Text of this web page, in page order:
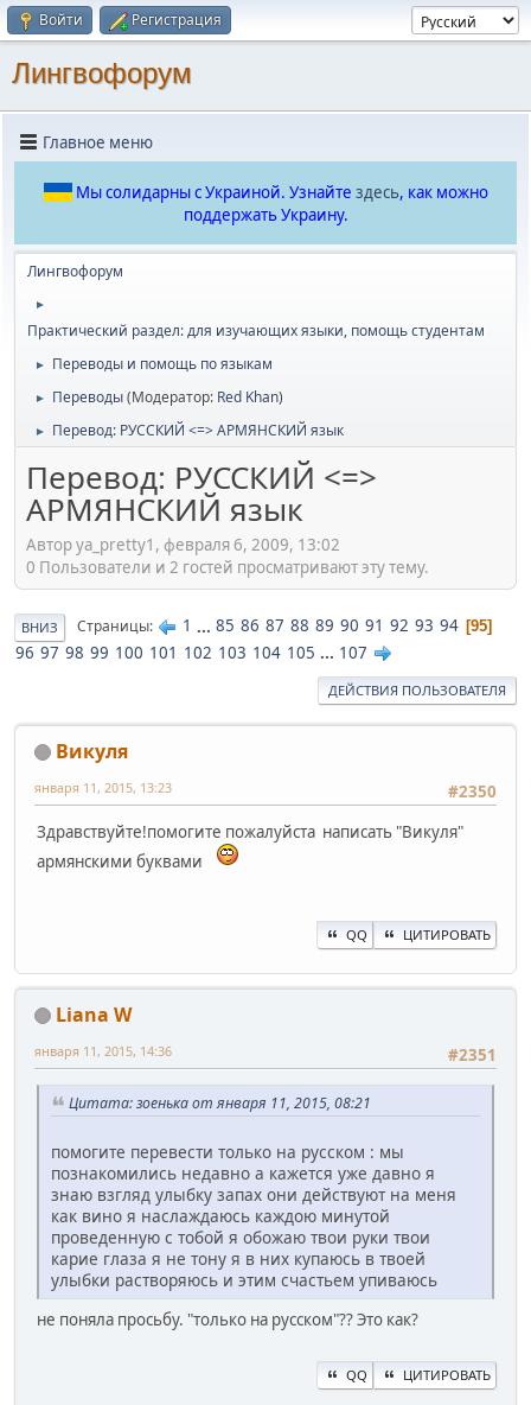
Войти Регистрация
Лингвофорум
Главное меню
Мы солидарны с Украиной. Узнайте здесь, как можно
поддержать Украину.
Лингвофорум
►
Практический раздел: для изучающих языки, помощь студентам
► Переводы и помощь по языкам
► Переводы(Модератор: Red Khan)
► Перевод: РУССКИЙ <=> АРМЯНСКИЙ язык
Перевод: РУССКИЙ <=>
АРМЯНСКИЙ язык
Автор ya_pretty1, февраля 6, 2009, 13:02
0 Пользователи и 2 гостей просматривают эту тему.
ВНИЗ Страницы 1 ... 85 86 87 88 89 90 91 92 93 94 95
96 97 98 99 100 101 102 103 104 105 ... 107
ДЕЙСТВИЯ ПОЛЬЗОВАТЕЛЯ
Викуля
#2350
января 11, 2015, 13:23
Здравствуйте!помогите пожалуйста написать "Викуля"
армянскими буквами
QQ ЦИТИРОВАТЬ
Liana W
#2351
января 11, 2015, 14:36
Цитата: зоенька от января 11, 2015, 08:21
помогите перевести только на русском : мы
познакомились недавно а кажется уже давно я
знаю взгляд улыбку запах они действуют на меня
как вино я наслаждаюсь каждою минутой
проведенную с тобой я обожаю твои руки твои
карие глаза я не тону я в них купаюсь в твоей
улыбки растворяюсь и этим счастьем упиваюсь
не поняла просьбу. "только на русском"?? Это как?
QQ ЦИТИРОВАТЬ